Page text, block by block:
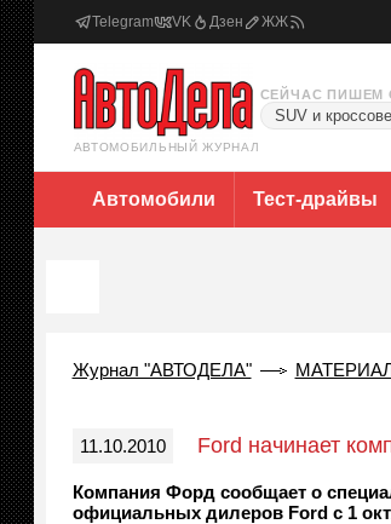
Telegram VK Дзен ЖЖ
АВТОМОБИЛЬНЫЙ ЖУРНАЛ
СЕЙЧАС ПИШЕМ
SUV и
Автомобили Тест-драйвы
Журнал "АВТОДЕЛА"
11.10.2010 Ford начинает
Компания Форд сообщает о
официальных дилеров Ford с 1